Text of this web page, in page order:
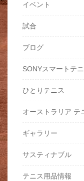
イベント
試合
ブログ
SONYスマートテ
ひとりテニス
オーストラリア テ
ギャラリー
サスティナブル
テニス用品情報